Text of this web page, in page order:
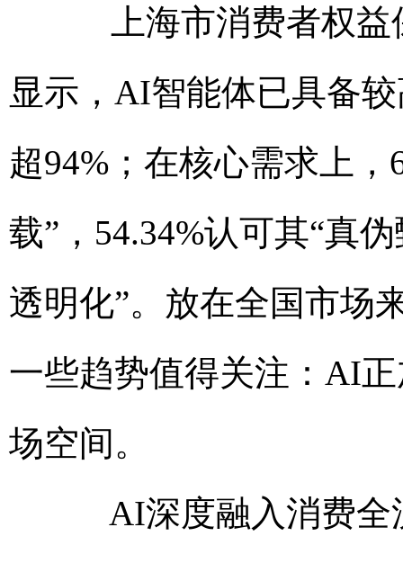
上海市消费者权益
显示，AI智能体已具备
超94%；在核心需求上
载”，54.34%认可其“真
透明化”。放在全国市场
一些趋势值得关注：AI
场空间。
AI深度融入消费全